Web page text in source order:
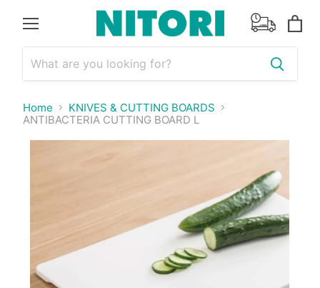
cart
Home
KNIVES & CUTTING BOARDS
ANTIBACTERIA CUTTING BOARD L